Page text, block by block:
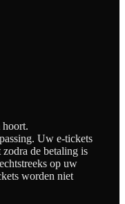
Uw e-tickets
de betaling is
op uw
worden niet